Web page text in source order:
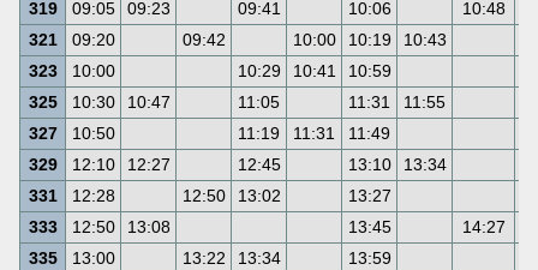
319
09:05 09:23 09:41 10:06 10:48
321
09:20 09:42 10:00 10:19 10:43
323
10:00 10:29 10:41 10:59
325
10:30 10:47 11:05 11:31 11:55
327
10:50 11:19 11:31 11:49
329
12:10 12:27 12:45 13:10 13:34
331
12:28 12:50 13:02 13:27
333
12:50 13:08 13:45 14:27
335
13:00 13:22 13:34 13:59